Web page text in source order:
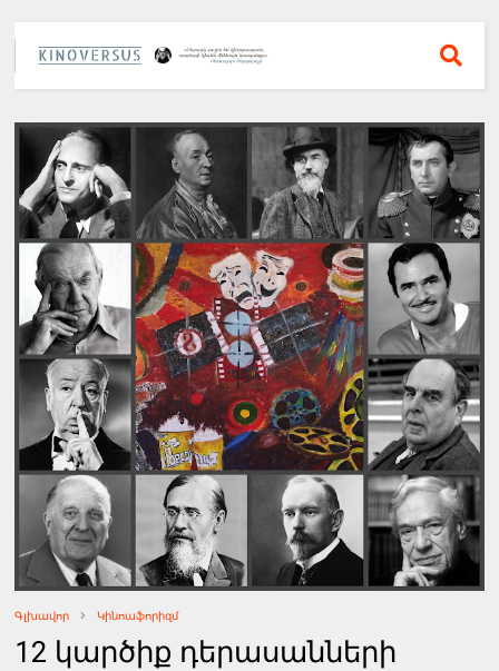
Գլխավոր Կինոաֆորիզմ
12 կարծիք դերասանների